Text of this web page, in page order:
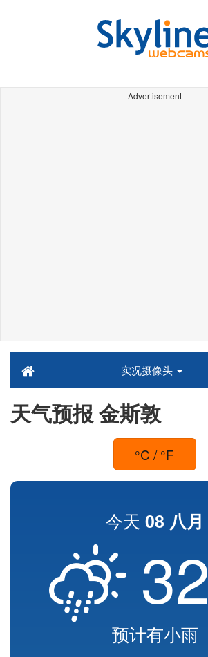
Advertisement
实况摄像头
天气预报 金斯敦
°C / °F
今天 08 八月
32
预计有小雨